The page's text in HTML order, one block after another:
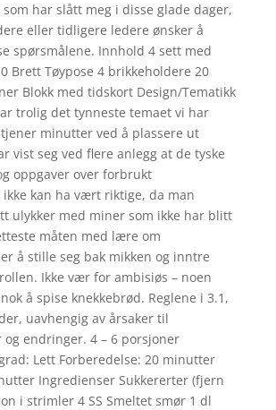
har slått meg i disse glade dager,
eller tidligere ledere ønsker å
spørsmålene. Innhold 4 sett med
Brett Tøypose 4 brikkeholdere 20
Blokk med tidskort Design/Tematikk
trolig det tynneste temaet vi har
minutter ved å plassere ut
vist seg ved flere anlegg at de tyske
oppgaver over forbrukt
kan ha vært riktige, da man
ulykker med miner som ikke har blitt
måten med lære om
å stille seg bak mikken og inntre
Ikke vær for ambisiøs – noen
å spise knekkebrød. Reglene i 3.1,
uavhengig av årsaker til
og endringer. 4 – 6 porsjoner
Lett Forberedelse: 20 minutter
Ingredienser Sukkererter (fjern
i strimler 4 SS Smeltet smør 1 dl